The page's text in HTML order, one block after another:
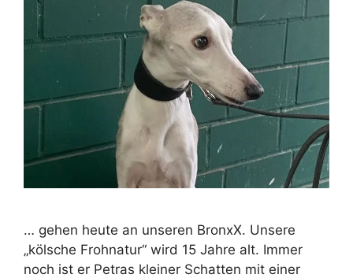
… gehen heute an unseren BronxX. Unsere
„kölsche Frohnatur“ wird 15 Jahre alt. Immer
noch ist er Petras kleiner Schatten mit einer